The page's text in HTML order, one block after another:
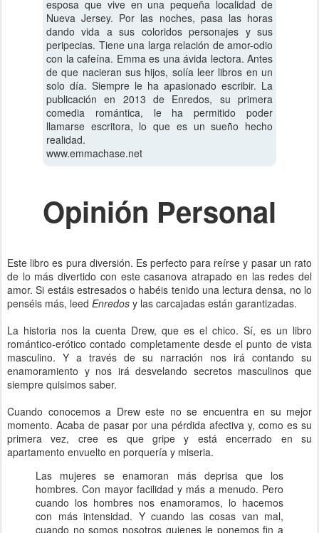
esposa que vive en una pequeña localidad de
Nueva Jersey. Por las noches, pasa las horas
dando vida a sus coloridos personajes y sus
peripecias. Tiene una larga relación de amor-odio
con la cafeína. Emma es una ávida lectora. Antes
de que nacieran sus hijos, solía leer libros en un
solo día. Siempre le ha apasionado escribir. La
publicación en 2013 de Enredos, su primera
comedia romántica, le ha permitido poder
llamarse escritora, lo que es un sueño hecho
realidad.
www.emmachase.net
Opinión Personal
Este libro es pura diversión. Es perfecto para reírse y pasar un rato
de lo más divertido con este casanova atrapado en las redes del
amor. Si estáis estresados o habéis tenido una lectura densa, no lo
penséis más, leed Enredos y las carcajadas están garantizadas.
La historia nos la cuenta Drew, que es el chico. Sí, es un libro
romántico-erótico contado completamente desde el punto de vista
masculino. Y a través de su narración nos irá contando su
enamoramiento y nos irá desvelando secretos masculinos que
siempre quisimos saber.
Cuando conocemos a Drew este no se encuentra en su mejor
momento. Acaba de pasar por una pérdida afectiva y, como es su
primera vez, cree es que gripe y está encerrado en su
apartamento envuelto en porquería y miseria.
Las mujeres se enamoran más deprisa que los
hombres. Con mayor facilidad y más a menudo. Pero
cuando los hombres nos enamoramos, lo hacemos
con más intensidad. Y cuando las cosas van mal,
cuando no somos nosotros quienes le ponemos fin a